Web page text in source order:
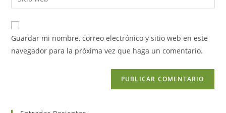
Guardar mi nombre, correo electrónico y sitio web en este
navegador para la próxima vez que haga un comentario.